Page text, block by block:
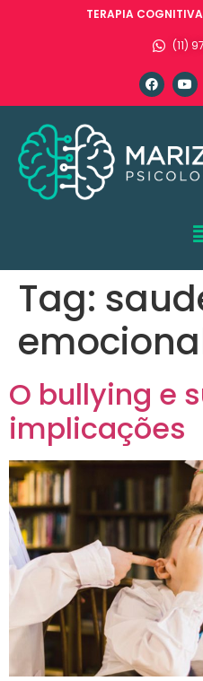
TERAPIA
(11)
Tag:
O bullying e
implicações